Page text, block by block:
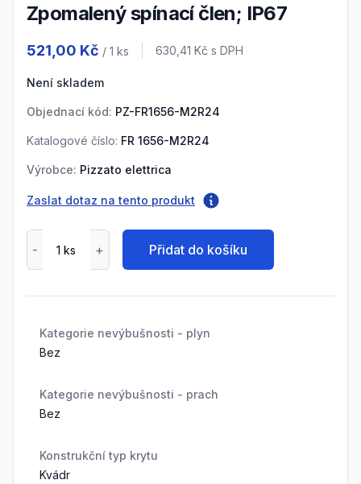
Zpomalený spínací člen; IP67
521,00 Kč / 1 ks Cena s DPH
630,41 Kč s DPH
Není skladem
Objednací kód: PZ-FR1656-M2R24
Katalogové číslo: FR 1656-M2R24
Výrobce: Pizzato elettrica
Zaslat dotaz na tento produkt
Přidat do košíku
Kategorie nevýbušnosti - plyn
Bez
Kategorie nevýbušnosti - prach
Bez
Konstrukční typ krytu
Kvádr